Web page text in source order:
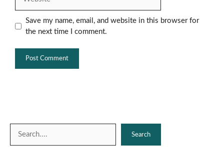
Save my name, email, and website in this browser for
the next time I comment.
Search